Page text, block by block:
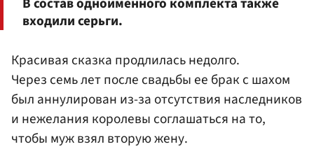
входили серьги.
Красивая сказка продлилась недолго.
Через семь лет после свадьбы ее брак с шахом
был аннулирован из-за отсутствия наследников
и нежелания королевы соглашаться на то,
чтобы муж взял вторую жену.